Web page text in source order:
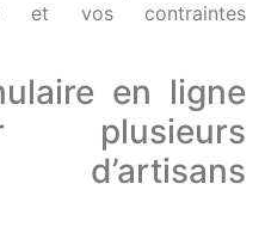
et vos contraintes
en ligne
plusieurs
d’artisans